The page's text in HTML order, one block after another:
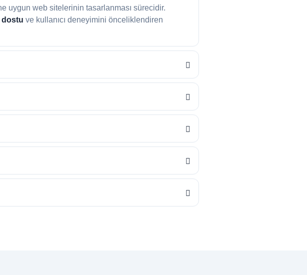
uygun web sitelerinin tasarlanması sürecidir.
dostu ve kullanıcı deneyimini önceliklendiren